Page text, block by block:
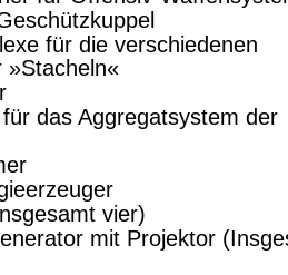
für die verschiedenen
»Stacheln«
für das Aggregatsystem der
vier)
mit Projektor